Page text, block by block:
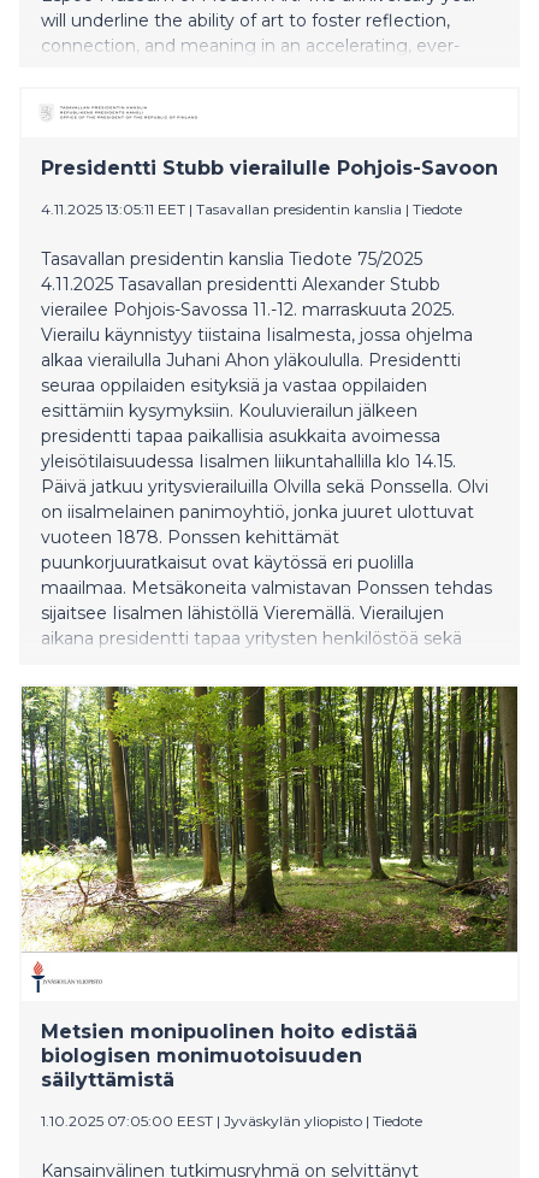
will underline the ability of art to foster reflection,
connection, and meaning in an accelerating, ever-
Search of the Present, a solo presentation by
Finland Foundation Prize, and exhibitions honouring
Presidentti Stubb vierailulle Pohjois-Savoon
4.11.2025 13:05:11 EET | Tasavallan presidentin kanslia | Tiedote
Tasavallan presidentin kanslia Tiedote 75/2025
4.11.2025 Tasavallan presidentti Alexander Stubb
vierailee Pohjois-Savossa 11.-12. marraskuuta 2025.
Vierailu käynnistyy tiistaina Iisalmesta, jossa ohjelma
alkaa vierailulla Juhani Ahon yläkoululla. Presidentti
seuraa oppilaiden esityksiä ja vastaa oppilaiden
esittämiin kysymyksiin. Kouluvierailun jälkeen
presidentti tapaa paikallisia asukkaita avoimessa
yleisötilaisuudessa Iisalmen liikuntahallilla klo 14.15.
Päivä jatkuu yritysvierailuilla Olvilla sekä Ponssella. Olvi
on iisalmelainen panimoyhtiö, jonka juuret ulottuvat
vuoteen 1878. Ponssen kehittämät
puunkorjuuratkaisut ovat käytössä eri puolilla
maailmaa. Metsäkoneita valmistavan Ponssen tehdas
sijaitsee Iisalmen lähistöllä Vieremällä. Vierailujen
aikana presidentti tapaa yritysten henkilöstöä sekä
Stubb vierailee Kuopiossa. Päivä käynnistyy
Pelastusopistolta, jossa ohjelmassa on muun muassa
tapaaminen opiskelijoiden kanssa sekä pe
Metsien monipuolinen hoito edistää
biologisen monimuotoisuuden
säilyttämistä
1.10.2025 07:05:00 EEST | Jyväskylän yliopisto | Tiedote
Kansainvälinen tutkimusryhmä on selvittänyt